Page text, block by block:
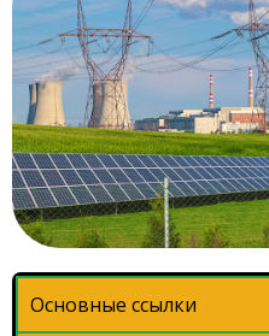
Основные ссылки